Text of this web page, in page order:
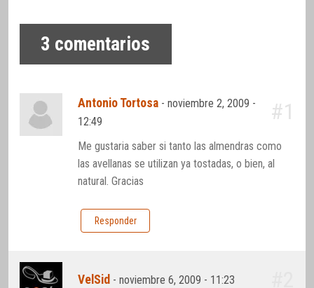
3 comentarios
Antonio Tortosa -noviembre 2, 2009 -
12:49
#1
Me gustaria saber si tanto las almendras como
las avellanas se utilizan ya tostadas, o bien, al
natural. Gracias
Responder
VelSid -noviembre 6, 2009 - 11:23